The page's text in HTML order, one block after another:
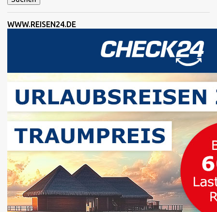
r
e
WWW.REISEN24.DE